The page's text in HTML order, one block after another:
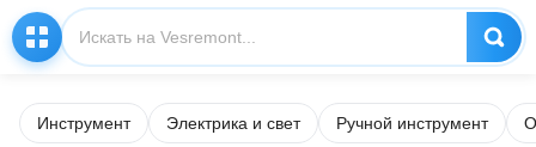
Инструмент Электрика и свет Ручной инструмент